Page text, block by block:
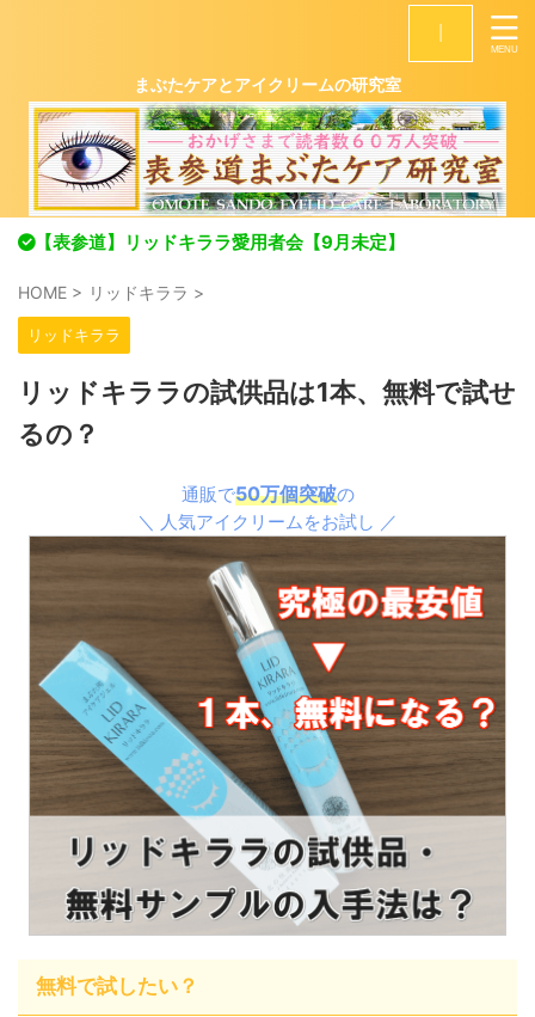
まぶたケアとアイクリームの研究室
【表参道】リッドキララ愛用者会【9月未定】
HOME > リッドキララ >
リッドキララ
リッドキララの試供品は1本、無料で試せ
るの？
通販で50万個突破の
＼ 人気アイクリームをお試し ／
無料で試したい？